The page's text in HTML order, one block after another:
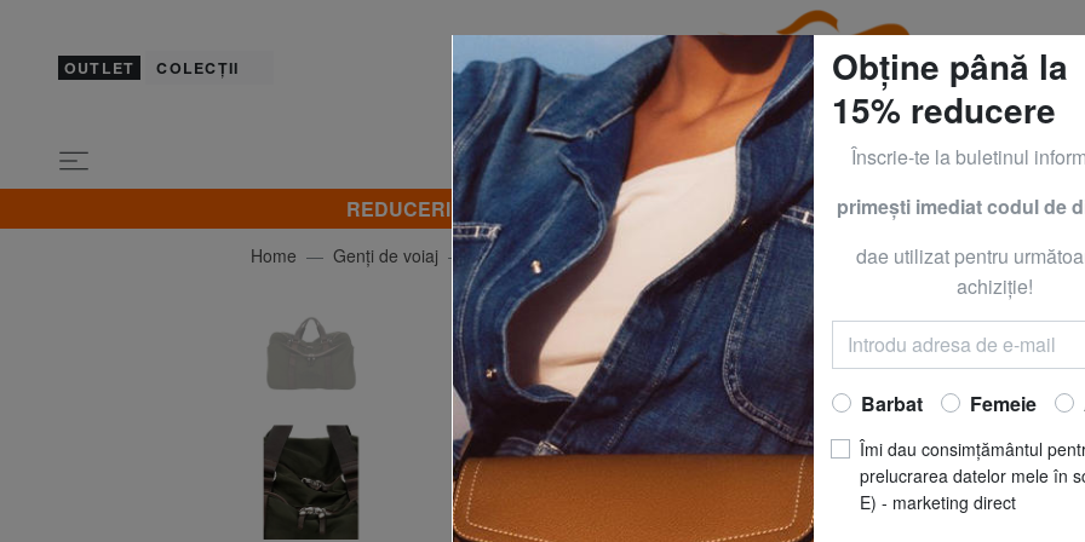
OUTLET COLECȚII
REDUCERI! Promovez CLOTHING all -50% & CALVIN KLEIN all -60% Numai
Home Genți de voiaj CAMPOMAGGI
GRAN SASSO
RON
Obține până la
15% reducere
Înscrie-te la buletinul
primeşti imediat codul de
dae utilizat pentru
achiziţie!
Barbat Femeie
Îmi dau consimțământul
prelucrarea datelor mele în
E) - marketing direct